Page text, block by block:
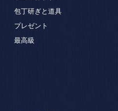
包丁研ぎと道具
プレゼント
最高級